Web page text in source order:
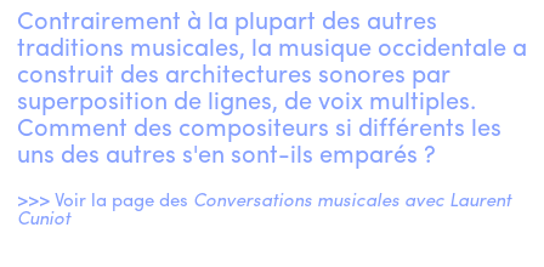
Contrairement à la plupart des autres
traditions musicales, la musique occidentale a
construit des architectures sonores par
superposition de lignes, de voix multiples.
Comment des compositeurs si différents les
uns des autres s'en sont-ils emparés ?
>>> Voir la page des Conversations musicales avec Laurent
Cuniot